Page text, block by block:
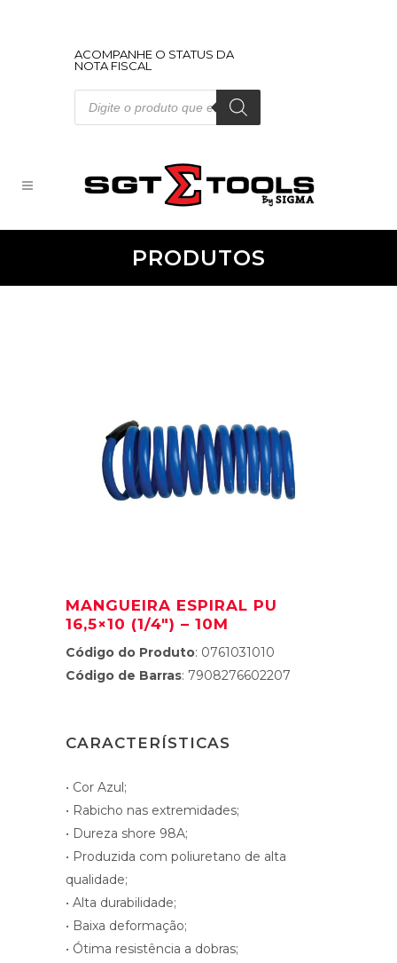
ACOMPANHE O STATUS DA
NOTA FISCAL
Pesquisar
produtos
PRODUTOS
MANGUEIRA ESPIRAL PU
16,5×10 (1/4″) – 10M
Código do Produto: 0761031010
Código de Barras: 7908276602207
CARACTERÍSTICAS
• Cor Azul;
• Rabicho nas extremidades;
• Dureza shore 98A;
• Produzida com poliuretano de alta
qualidade;
• Alta durabilidade;
• Baixa deformação;
• Ótima resistência a dobras;